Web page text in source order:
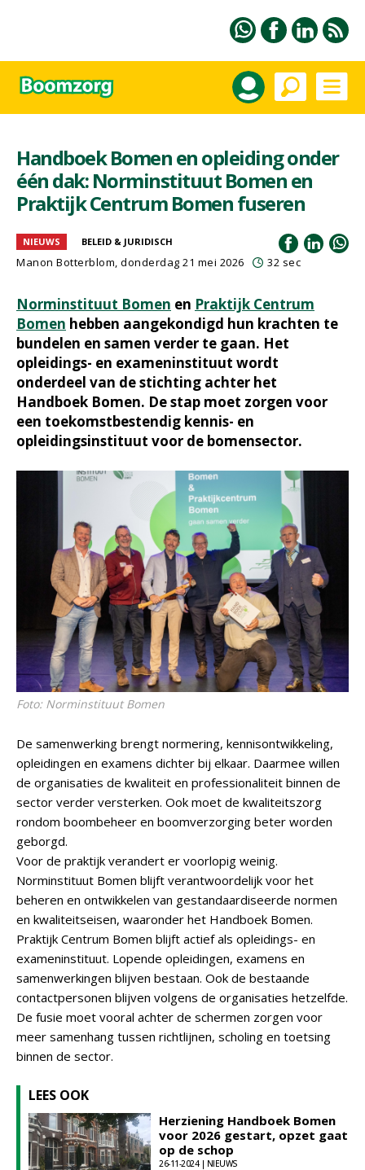
Handboek Bomen en opleiding onder
één dak: Norminstituut Bomen en
Praktijk Centrum Bomen fuseren
NIEUWS BELEID & JURIDISCH
Manon Botterblom, donderdag 21 mei 2026 32 sec
Norminstituut Bomen en Praktijk Centrum
Bomen hebben aangekondigd hun krachten te
bundelen en samen verder te gaan. Het
opleidings- en exameninstituut wordt
onderdeel van de stichting achter het
Handboek Bomen. De stap moet zorgen voor
een toekomstbestendig kennis- en
opleidingsinstituut voor de bomensector.
Foto: Norminstituut Bomen
De samenwerking brengt normering, kennisontwikkeling,
opleidingen en examens dichter bij elkaar. Daarmee willen
de organisaties de kwaliteit en professionaliteit binnen de
sector verder versterken. Ook moet de kwaliteitszorg
rondom boombeheer en boomverzorging beter worden
geborgd.
Voor de praktijk verandert er voorlopig weinig.
Norminstituut Bomen blijft verantwoordelijk voor het
beheren en ontwikkelen van gestandaardiseerde normen
en kwaliteitseisen, waaronder het Handboek Bomen.
Praktijk Centrum Bomen blijft actief als opleidings- en
exameninstituut. Lopende opleidingen, examens en
samenwerkingen blijven bestaan. Ook de bestaande
contactpersonen blijven volgens de organisaties hetzelfde.
De fusie moet vooral achter de schermen zorgen voor
meer samenhang tussen richtlijnen, scholing en toetsing
binnen de sector.
LEES OOK
Herziening Handboek Bomen
voor 2026 gestart, opzet gaat
op de schop
26-11-2024 | NIEUWS